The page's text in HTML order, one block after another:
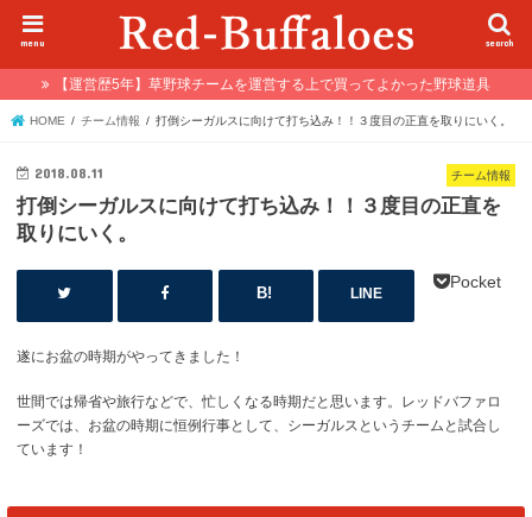
search
menu
【運営歴5年】草野球チームを運営する上で買ってよかった野球道具
HOME チーム情報 打倒シーガルスに向けて打ち込み！！３度目の正直を取りにいく。
チーム情報
2018.08.11
打倒シーガルスに向けて打ち込み！！３度目の正直を
取りにいく。
LINE
Pocket
遂にお盆の時期がやってきました！
世間では帰省や旅行などで、忙しくなる時期だと思います。レッドバファロ
ーズでは、お盆の時期に恒例行事として、シーガルスというチームと試合し
ています！